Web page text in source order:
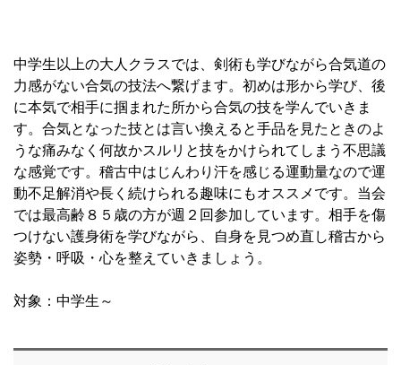
中学生以上の大人クラスでは、剣術も学びながら合気道の
力感がない合気の技法へ繋げます。初めは形から学び、後
に本気で相手に掴まれた所から合気の技を学んでいきま
す。合気となった技とは言い換えると手品を見たときのよ
うな痛みなく何故かスルリと技をかけられてしまう不思議
な感覚です。稽古中はじんわり汗を感じる運動量なので運
動不足解消や長く続けられる趣味にもオススメです。当会
では最高齢８５歳の方が週２回参加しています。相手を傷
つけない護身術を学びながら、自身を見つめ直し稽古から
姿勢・呼吸・心を整えていきましょう。
対象：中学生～